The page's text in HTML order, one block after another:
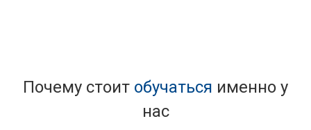
Почему стоит обучаться именно у
нас